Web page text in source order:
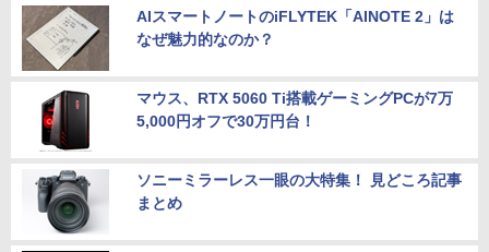
AIスマートノートのiFLYTEK「AINOTE 2」は
なぜ魅力的なのか？
マウス、RTX 5060 Ti搭載ゲーミングPCが7万
5,000円オフで30万円台！
ソニーミラーレス一眼の大特集！ 見どころ記事
まとめ